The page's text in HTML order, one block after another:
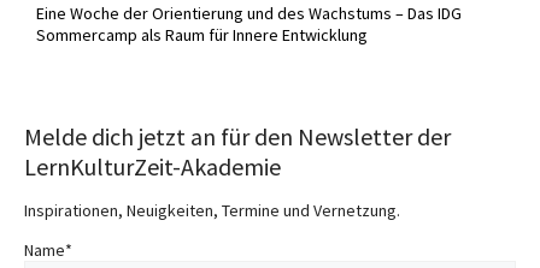
Eine Woche der Orientierung und des Wachstums – Das IDG
Sommercamp als Raum für Innere Entwicklung
Melde dich jetzt an für den Newsletter der
LernKulturZeit-Akademie
Inspirationen, Neuigkeiten, Termine und Vernetzung.
Name*